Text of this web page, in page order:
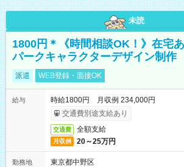
未読
1800円＊《時間相談OK！》在宅
パークキャラクターデザイン制作
派遣 WEB登録・面接OK
給与
時給1800円 月収例 234,000円
交通費別途支給あり
交通費 全額支給
月収例 20～25万円
勤務地
東京都中野区